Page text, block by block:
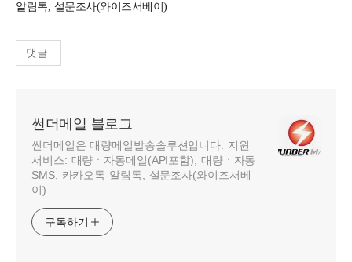
알림톡, 설문조사(와이즈서베이)
댓글
썬더메일 블로그
썬더메일은 대량메일발송솔루션입니다. 지원
서비스: 대량ㆍ자동메일(API포함), 대량ㆍ자동
SMS, 카카오톡 알림톡, 설문조사(와이즈서베
이)
구독하기